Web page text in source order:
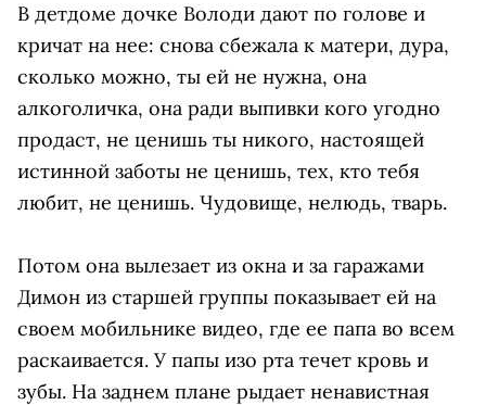
В детдоме дочке Володи дают по голове и
кричат на нее: снова сбежала к матери, дура,
сколько можно, ты ей не нужна, она
алкоголичка, она ради выпивки кого угодно
продаст, не ценишь ты никого, настоящей
истинной заботы не ценишь, тех, кто тебя
любит, не ценишь. Чудовище, нелюдь, тварь.
Потом она вылезает из окна и за гаражами
Димон из старшей группы показывает ей на
своем мобильнике видео, где ее папа во всем
раскаивается. У папы изо рта течет кровь и
зубы. На заднем плане рыдает ненавистная